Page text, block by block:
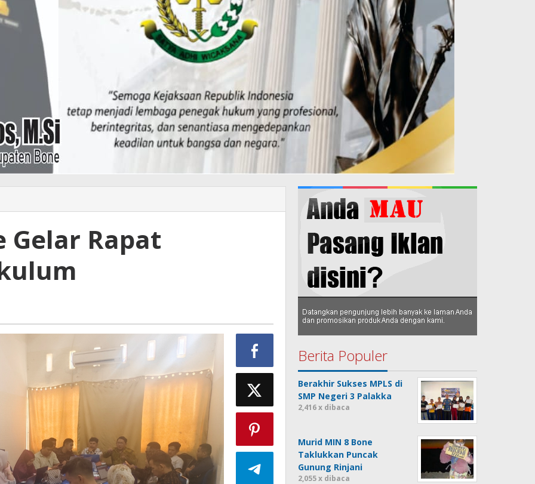
Gelar Rapat
Berita Populer
Berakhir Sukses MPLS di
SMP Negeri 3 Palakka
2,416 x dibaca
Murid MIN 8 Bone
Taklukkan Puncak
Gunung Rinjani
2,055 x dibaca